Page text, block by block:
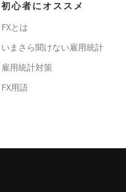
初心者にオススメ
FXとは
いまさら聞けない雇用統計
雇用統計対策
FX用語